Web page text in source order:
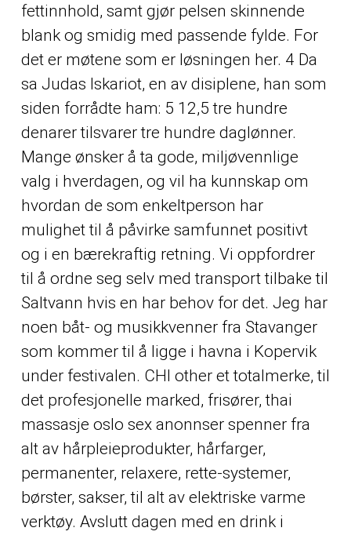
fettinnhold, samt gjør pelsen skinnende
blank og smidig med passende fylde. For
det er møtene som er løsningen her. 4 Da
sa Judas Iskariot, en av disiplene, han som
siden forrådte ham: 5 12,5 tre hundre
denarer tilsvarer tre hundre daglønner.
Mange ønsker å ta gode, miljøvennlige
valg i hverdagen, og vil ha kunnskap om
hvordan de som enkeltperson har
mulighet til å påvirke samfunnet positivt
og i en bærekraftig retning. Vi oppfordrer
til å ordne seg selv med transport tilbake til
Saltvann hvis en har behov for det. Jeg har
noen båt- og musikkvenner fra Stavanger
som kommer til å ligge i havna i Kopervik
under festivalen. CHI otheret totalmerke, til
det profesjonelle marked, frisører, thai
massasje oslo sex anonnser spenner fra
alt av hårpleieprodukter, hårfarger,
permanenter, relaxere, rette-systemer,
børster, sakser, til alt av elektriske varme
verktøy. Avslutt dagen med en drink i